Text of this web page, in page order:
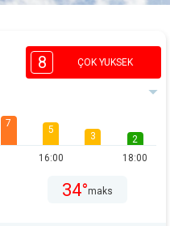
8 ÇOK YUKSEK
7
5
16:00
3
2
18:00
34°maks